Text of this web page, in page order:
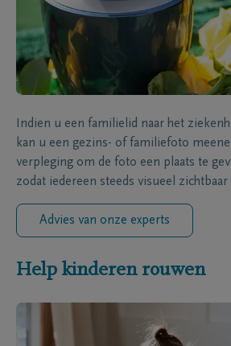
Indien u een familielid naar het
kan u een gezins- of familiefoto
verpleging om de foto een plaats te
zodat iedereen steeds visueel zichtbaar
Advies van onze experts
Help kinderen rouwen